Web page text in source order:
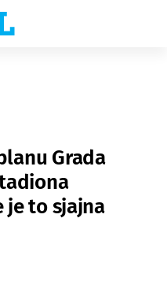
Grada
je to sjajna